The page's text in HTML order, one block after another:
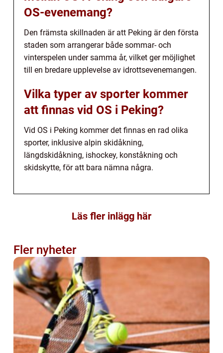
OS-evenemang?
Den främsta skillnaden är att Peking är den första
staden som arrangerar både sommar- och
vinterspelen under samma år, vilket ger möjlighet
till en bredare upplevelse av idrottsevenemangen.
Vilka typer av sporter kommer
att finnas vid OS i Peking?
Vid OS i Peking kommer det finnas en rad olika
sporter, inklusive alpin skidåkning,
längdskidåkning, ishockey, konståkning och
skidskytte, för att bara nämna några.
Läs fler inlägg här
Fler nyheter